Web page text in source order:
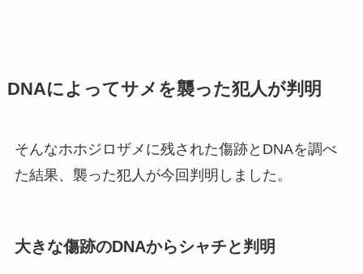
DNAによってサメを襲った犯人が判明
そんなホホジロザメに残された傷跡とDNAを調べ
た結果、襲った犯人が今回判明しました。
大きな傷跡のDNAからシャチと判明